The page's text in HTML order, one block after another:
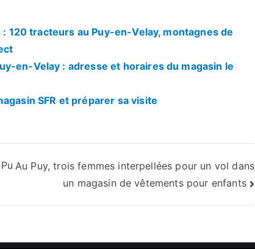
120 tracteurs au Puy-en-Velay, montagnes de
en-Velay : adresse et horaires du magasin le
SFR et préparer sa visite
Au Puy, trois femmes interpellées pour un vol dans
un magasin de vêtements pour enfants